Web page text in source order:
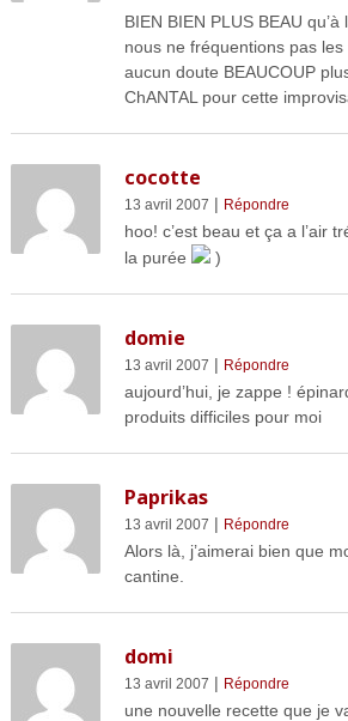
BIEN BIEN PLUS BEAU
nous ne fréquentions pas
aucun doute BEAUCOUP
ChANTAL pour cette
cocotte
13 avril 2007 | Répondre
hoo! c’est beau et ça a l’air
la purée
)
domie
13 avril 2007 | Répondre
aujourd’hui, je zappe !
produits difficiles pour moi
Paprikas
13 avril 2007 | Répondre
Alors là, j’aimerai bien que
cantine.
domi
13 avril 2007 | Répondre
une nouvelle recette que je